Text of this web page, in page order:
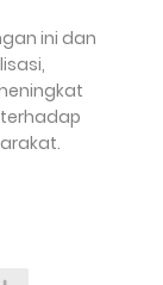
ini dan